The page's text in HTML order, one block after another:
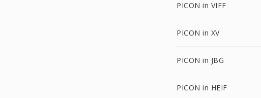
PICON in VIFF
PICON in XV
PICON in JBG
PICON in HEIF